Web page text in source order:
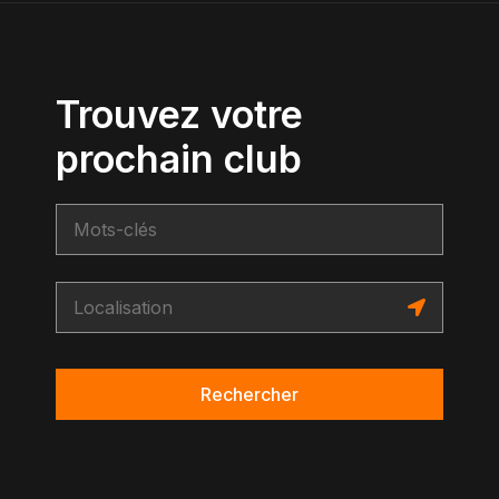
Trouvez votre
prochain club
Rechercher